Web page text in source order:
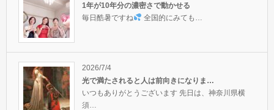
1年が10年分の濃密さで動かせる
毎日酷暑ですね
全国的にみても…
2026/7/4
光で満たされると人は前向きになりま…
いつもありがとうございます 先日は、神奈川県横
須…